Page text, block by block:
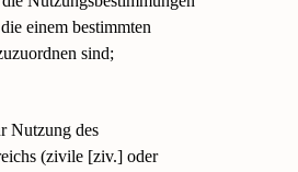
einem bestimmten
sind;
Nutzung des
(zivile [ziv.] oder